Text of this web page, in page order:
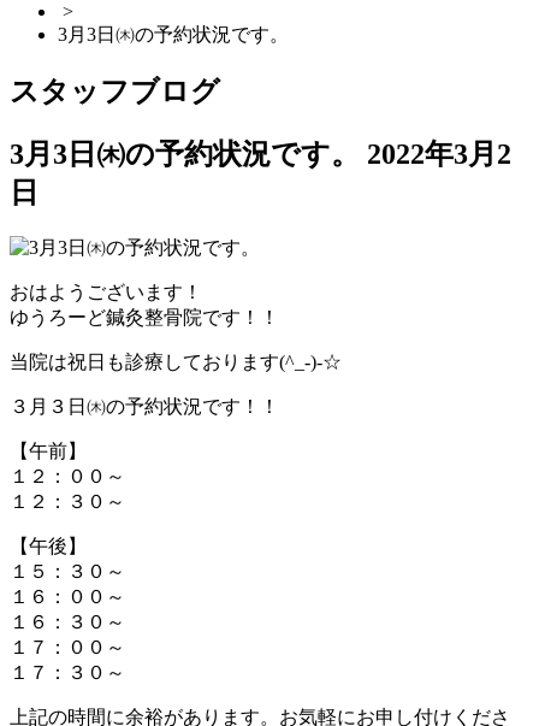
>
3月3日㈭の予約状況です。
スタッフブログ
3月3日㈭の予約状況です。
2022年3月2
日
おはようございます！
ゆうろーど鍼灸整骨院です！！
当院は祝日も診療しております(^_-)-☆
３月３日㈭の予約状況です！！
【午前】
１２：００～
１２：３０～
【午後】
１５：３０～
１６：００～
１６：３０～
１７：００～
１７：３０～
上記の時間に余裕があります。お気軽にお申し付けくださ